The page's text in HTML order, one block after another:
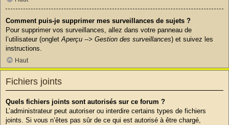
Comment puis-je supprimer mes surveillances de sujets ?
Pour supprimer vos surveillances, allez dans votre panneau de
l’utilisateur (onglet Aperçu --> Gestion des surveillances) et suivez les
instructions.
Haut
Fichiers joints
Quels fichiers joints sont autorisés sur ce forum ?
L’administrateur peut autoriser ou interdire certains types de fichiers
joints. Si vous n’êtes pas sûr de ce qui est autorisé à être chargé,